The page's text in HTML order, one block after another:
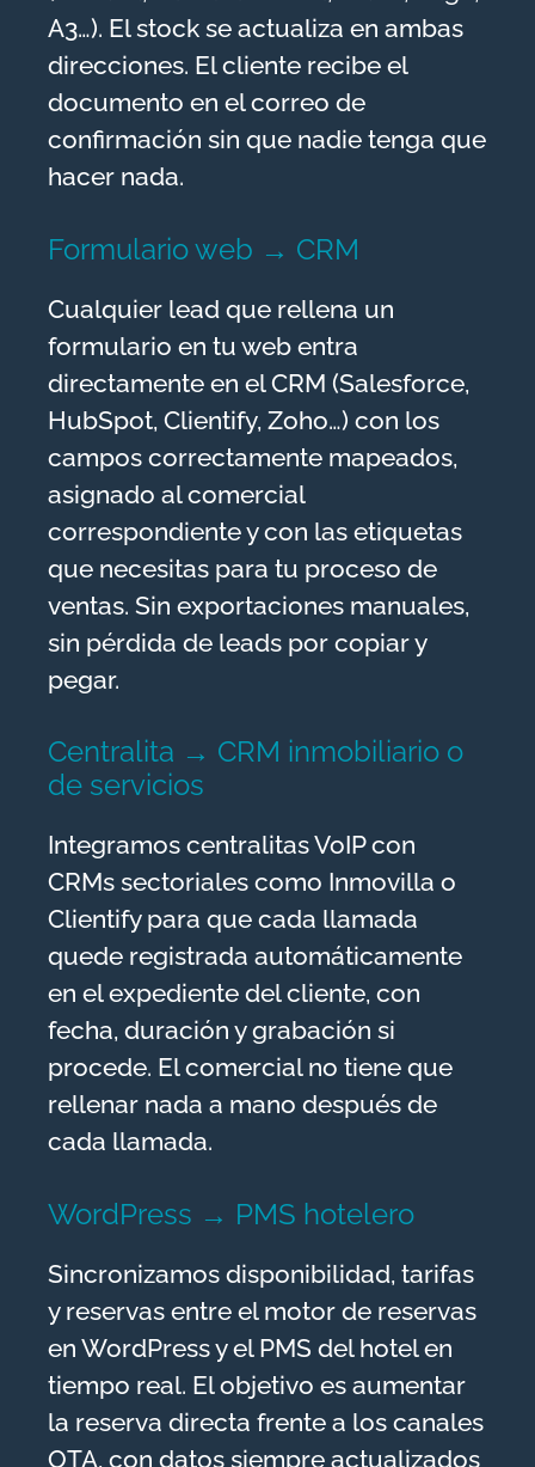
A3…). El stock se actualiza en ambas
direcciones. El cliente recibe el
documento en el correo de
confirmación sin que nadie tenga que
hacer nada.
Formulario web → CRM
Cualquier lead que rellena un
formulario en tu web entra
directamente en el CRM (Salesforce,
HubSpot, Clientify, Zoho…) con los
campos correctamente mapeados,
asignado al comercial
correspondiente y con las etiquetas
que necesitas para tu proceso de
ventas. Sin exportaciones manuales,
sin pérdida de leads por copiar y
pegar.
Centralita → CRM inmobiliario o
de servicios
Integramos centralitas VoIP con
CRMs sectoriales como Inmovilla o
Clientify para que cada llamada
quede registrada automáticamente
en el expediente del cliente, con
fecha, duración y grabación si
procede. El comercial no tiene que
rellenar nada a mano después de
cada llamada.
WordPress → PMS hotelero
Sincronizamos disponibilidad, tarifas
y reservas entre el motor de reservas
en WordPress y el PMS del hotel en
tiempo real. El objetivo es aumentar
la reserva directa frente a los canales
OTA, con datos siempre actualizados